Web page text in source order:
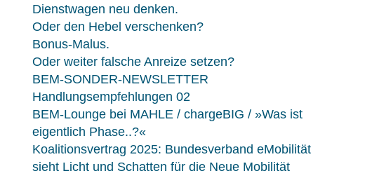
Dienstwagen neu denken.
Oder den Hebel verschenken?
Bonus-Malus.
Oder weiter falsche Anreize setzen?
BEM-SONDER-NEWSLETTER
Handlungsempfehlungen 02
BEM-Lounge bei MAHLE / chargeBIG / »Was ist
eigentlich Phase..?«
Koalitionsvertrag 2025: Bundesverband eMobilität
sieht Licht und Schatten für die Neue Mobilität